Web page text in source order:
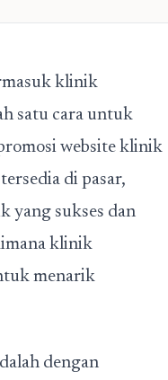
klinik
satu cara untuk
website klinik
di pasar,
yang sukses dan
klinik
menarik
dengan